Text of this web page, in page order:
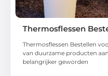
Thermosflessen
Thermosflessen Bestellen
van duurzame producten
belangrijker geworden